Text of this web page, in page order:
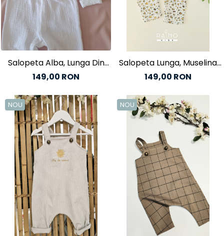
Baieti
Fetite
DE INVELIT/PERNE
FETITE
Bluze
Palton/Cape
Rochii Festive
Salopeta
Sport
INCALTAMINTE
Jucarii
Salopeta Alba, Lunga Din
Muselina
149,00 RON
Salopeta Lunga, Muselina
Animal Print
149,00 RON
NOU NOU